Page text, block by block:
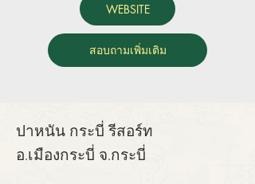
WEBSITE
สอบถามเพิ่มเติม
ปาหนัน กระบี่ รีสอร์ท
อ.เมืองกระบี่ จ.กระบี่